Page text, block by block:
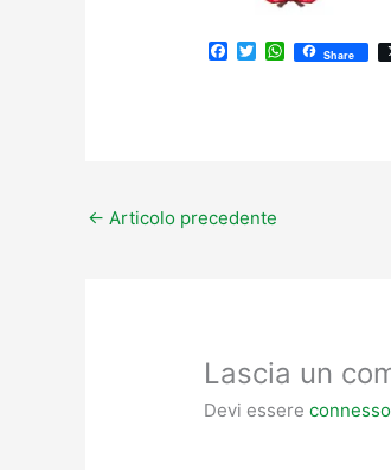
F
T
W
Share
← Articolo precedente
Lascia un
Devi essereconnesso